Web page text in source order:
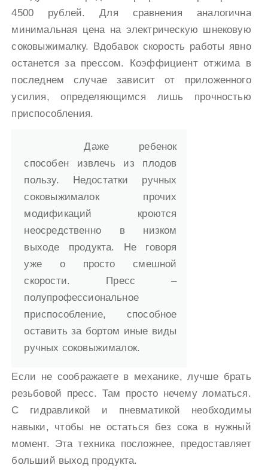
4500 рублей. Для сравнения аналогична
минимальная цена на электрическую шнековую
соковыжималку. Вдобавок скорость работы явно
останется за прессом. Коэффициент отжима в
последнем случае зависит от приложенного
усилия, определяющимся лишь прочностью
приспособления.
Даже ребенок
способен извлечь из плодов
пользу. Недостатки ручных
соковыжималок прочих
модификаций кроются
неосредственно в низком
выходе продукта. Не говоря
уже о просто смешной
скорости. Пресс –
полупрофессиональное
приспособление, способное
оставить за бортом иные виды
ручных соковыжималок.
Если не соображаете в механике, лучше брать
резьбовой пресс. Там просто нечему ломаться.
С гидравликой и пневматикой необходимы
навыки, чтобы не остаться без сока в нужный
момент. Эта техника посложнее, предоставляет
больший выход продукта.